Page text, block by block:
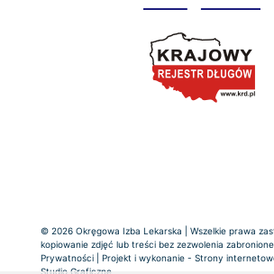
© 2026 Okręgowa Izba Lekarska | Wszelkie prawa
kopiowanie zdjęć lub treści bez zezwolenia
Prywatności | Projekt i wykonanie - Strony
Studio Graficzne